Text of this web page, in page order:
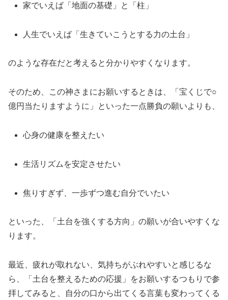
家でいえば「地面の基礎」と「柱」
人生でいえば「生きていこうとする力の土台」
のような存在だと考えると分かりやすくなります。
そのため、この神さまにお願いするときは、「宝くじで○
億円当たりますように」といった一点勝負の願いよりも、
心身の健康を整えたい
生活リズムを安定させたい
焦りすぎず、一歩ずつ進む自分でいたい
といった、「土台を強くする方向」の願いが合いやすくな
ります。
最近、疲れが取れない、気持ちがぶれやすいと感じるな
ら、「土台を整えるための応援」をお願いするつもりで参
拝してみると、自分の口から出てくる言葉も変わってくる